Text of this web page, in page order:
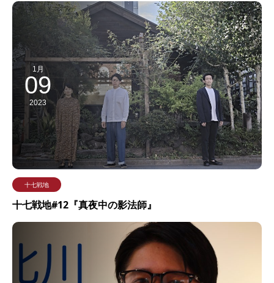
1月
09
2023
十七戦地
十七戦地#12『真夜中の影法師』